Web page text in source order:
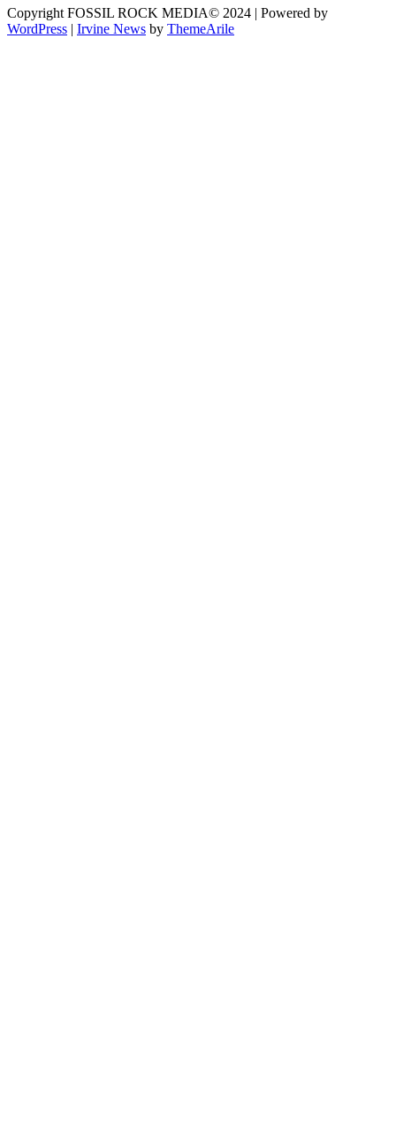
Copyright FOSSIL ROCK MEDIA© 2024 | Powered by
WordPress | Irvine News by ThemeArile